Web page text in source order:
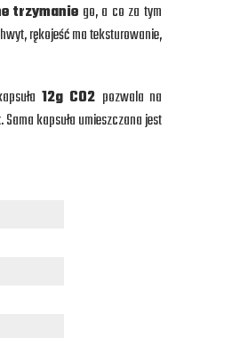
trzymanie go, a co za tym
rękojeść ma teksturowanie,
12g CO2 pozwala na
. Sama kapsuła umieszczana jest